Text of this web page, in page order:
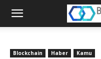
Blockchain
Blockchain Haber Kamu